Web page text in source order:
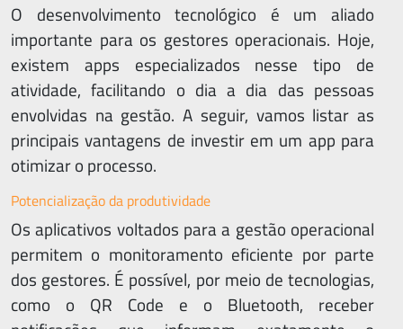
O desenvolvimento tecnológico é um aliado
importante para os gestores operacionais. Hoje,
existem apps especializados nesse tipo de
atividade, facilitando o dia a dia das pessoas
envolvidas na gestão. A seguir, vamos listar as
principais vantagens de investir em um app para
otimizar o processo.
Potencialização da produtividade
Os aplicativos voltados para a gestão operacional
permitem o monitoramento eficiente por parte
dos gestores. É possível, por meio de tecnologias,
como o QR Code e o Bluetooth, receber